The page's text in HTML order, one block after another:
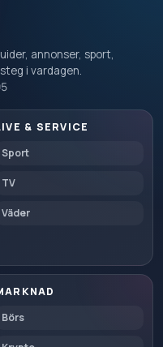
annonser, sport,
i vardagen.
& SERVICE
Sport
TV
Väder
Börs